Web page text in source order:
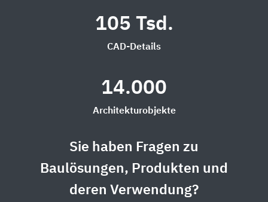
105 Tsd.
CAD-Details
14.000
Architekturobjekte
Sie haben Fragen zu
Baulösungen, Produkten und
deren Verwendung?